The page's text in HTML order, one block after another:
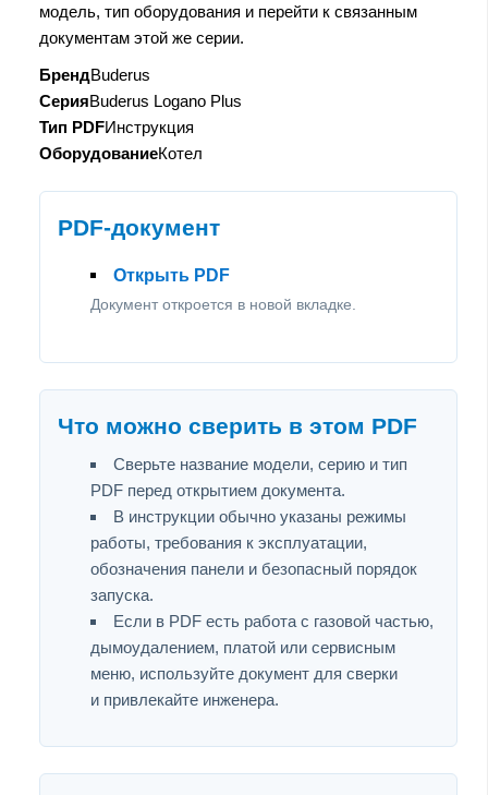
модель, тип оборудования и перейти к связанным
документам этой же серии.
БрендBuderus
СерияBuderus Logano Plus
Тип PDFИнструкция
ОборудованиеКотел
PDF-документ
Открыть PDF
Документ откроется в новой вкладке.
Что можно сверить в этом PDF
Сверьте название модели, серию и тип
PDF перед открытием документа.
В инструкции обычно указаны режимы
работы, требования к эксплуатации,
обозначения панели и безопасный порядок
запуска.
Если в PDF есть работа с газовой частью,
дымоудалением, платой или сервисным
меню, используйте документ для сверки
и привлекайте инженера.